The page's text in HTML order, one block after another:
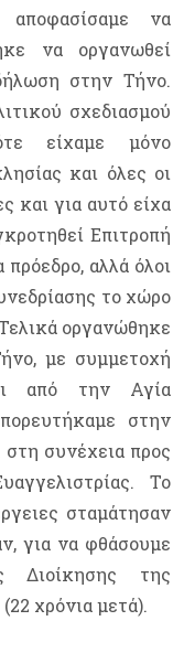
αποφασίσαμε να
να οργανωθεί
στην Τήνο.
σχεδιασμού
είχαμε μόνο
και όλες οι
και για αυτό είχα
Επιτροπή
αλλά όλοι
το χώρο
οργανώθηκε
με συμμετοχή
από την Αγία
στην
στη συνέχεια προς
Το
σταμάτησαν
για να φθάσουμε
Διοίκησης της
χρόνια μετά).